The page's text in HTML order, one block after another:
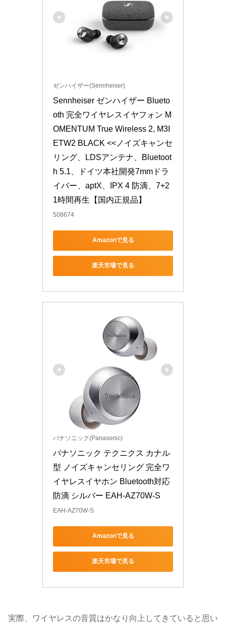
ゼンハイザー(Sennheiser)
Sennheiser ゼンハイザー Blueto
oth 完全ワイヤレスイヤフォン M
OMENTUM True Wireless 2, M3I
ETW2 BLACK <<ノイズキャンセ
リング、LDSアンテナ、Bluetoot
h 5.1、ドイツ本社開発7mmドラ
イバー、aptX、IPX 4 防滴、7+2
1時間再生【国内正規品】
508674
Amazonで見る
楽天市場で見る
パナソニック(Panasonic)
パナソニック テクニクス カナル
型 ノイズキャンセリング 完全ワ
イヤレスイヤホン Bluetooth対応
防滴 シルバー EAH-AZ70W-S
EAH-AZ70W-S
Amazonで見る
楽天市場で見る
実際、ワイヤレスの音質はかなり向上してきていると思い